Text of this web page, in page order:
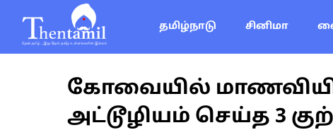
தமிழ்நாடு சினிமா
கோவையில்
அட்டூழியம் செய்த 3